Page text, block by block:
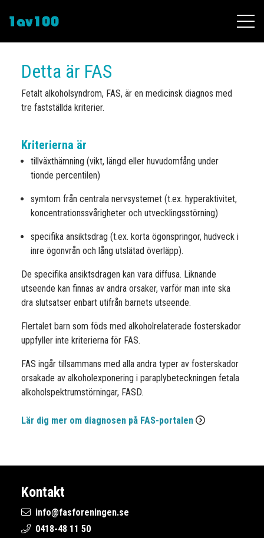
Till innehållet
Detta är FAS
Fetalt alkoholsyndrom, FAS, är en medicinsk diagnos med
tre fastställda kriterier.
Kriterierna är
tillväxthämning (vikt, längd eller huvudomfång under
tionde percentilen)
symtom från centrala nervsystemet (t.ex. hyperaktivitet,
koncentrationssvårigheter och utvecklingsstörning)
specifika ansiktsdrag (t.ex. korta ögonspringor, hudveck i
inre ögonvrån och lång utslätad överläpp).
De specifika ansiktsdragen kan vara diffusa. Liknande
utseende kan finnas av andra orsaker, varför man inte ska
dra slutsatser enbart utifrån barnets utseende.
Flertalet barn som föds med alkoholrelaterade fosterskador
uppfyller inte kriterierna för FAS.
FAS ingår tillsammans med alla andra typer av fosterskador
orsakade av alkoholexponering i paraplybeteckningen fetala
alkoholspektrumstörningar, FASD.
Lär dig mer om diagnosen på FAS-portalen
Kontakt
info@fasforeningen.se
0418-48 11 50